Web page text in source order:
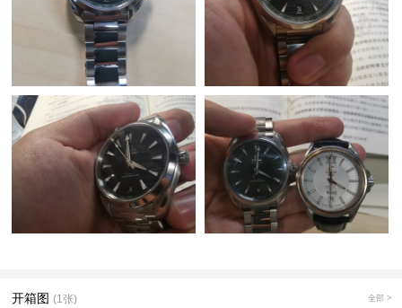
开箱图 (1张) 全部 >